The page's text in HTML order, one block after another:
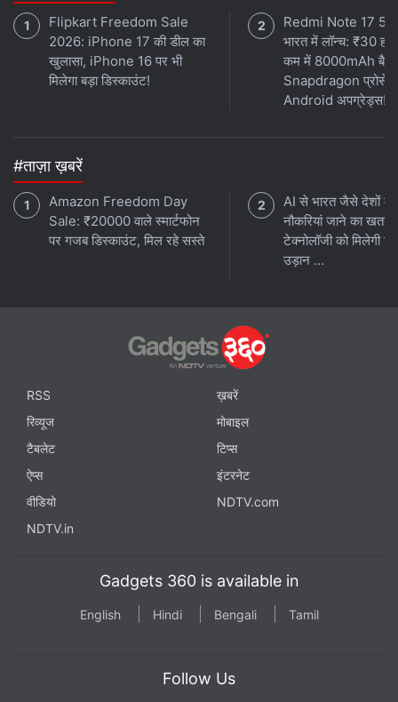
Flipkart Freedom Sale
2026: iPhone 17 की डील का
खुलासा, iPhone 16 पर भी
मिलेगा बड़ा डिस्काउंट!
Redmi Note 17 5G
भारत में लॉन्च: ₹30
कम में 8000mAh
Snapdragon
Android अपग्रेड्स!
#ताज़ा ख़बरें
Amazon Freedom Day
Sale: ₹20000 वाले स्मार्टफोन
पर गजब डिस्काउंट, मिल रहे सस्ते
AI से भारत जैसे देशों में
नौकरियां जाने का
टेक्नोलॉजी को मिलेगी नई
उड़ान ...
RSS
ख़बरें
रिव्यूज
मोबाइल
टैबलेट
टिप्स
ऐप्स
इंटरनेट
वीडियो
NDTV.com
NDTV.in
Gadgets 360 is available in
English Hindi Bengali Tamil
Follow Us